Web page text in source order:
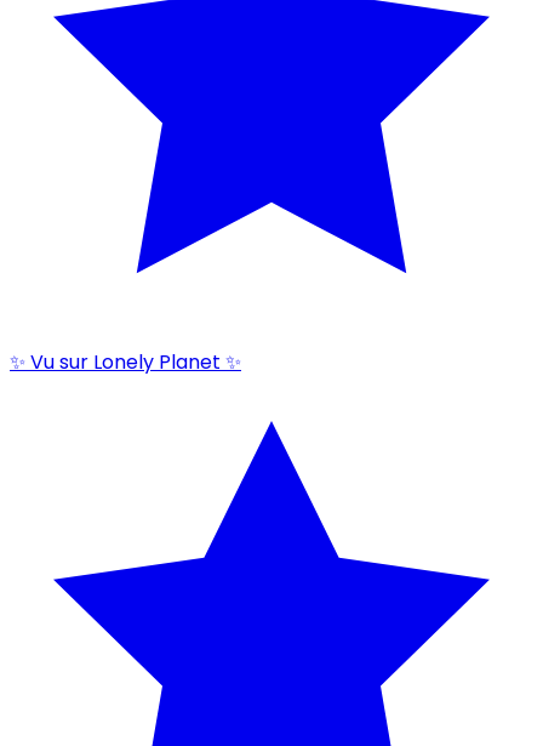
✨ Vu sur Lonely Planet ✨